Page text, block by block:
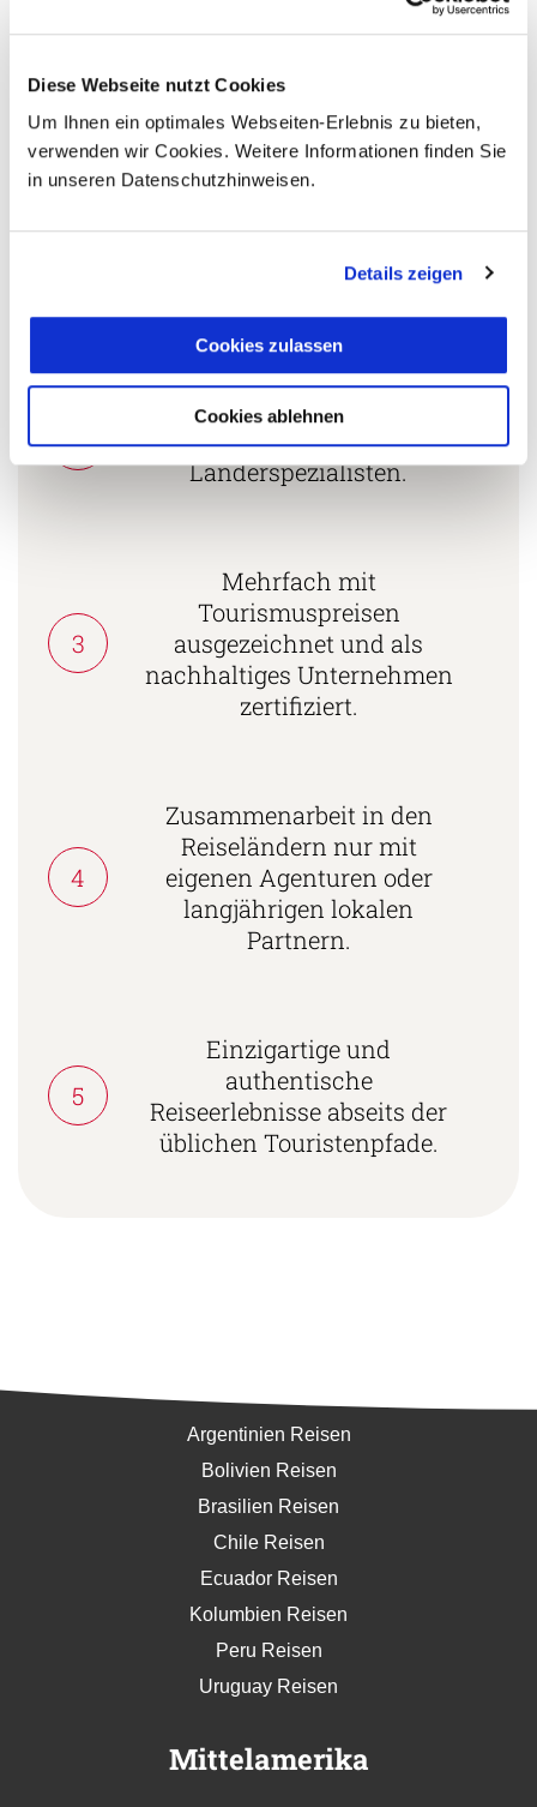
Diese Webseite nutzt Cookies
Um Ihnen ein optimales Webseiten-Erlebnis zu bieten,
verwenden wir Cookies. Weitere Informationen finden Sie
in unseren Datenschutzhinweisen.
Details zeigen
Cookies zulassen
Cookies ablehnen
s.daniels@aventoura.de
5 Gründe warum Sie mit Ihrer Buchung bei uns
Fernreisespezialist mit über
2
Persönliche Beratung durch
vielgereiste
Länderspezialisten.
3
Mehrfach mit
Tourismuspreisen
ausgezeichnet und als
nachhaltiges Unternehmen
zertifiziert.
4
Zusammenarbeit in den
Reiseländern nur mit
eigenen Agenturen oder
langjährigen lokalen
Partnern.
5
Einzigartige und
authentische
Reiseerlebnisse abseits der
üblichen Touristenpfade.
Argentinien Reisen
Bolivien Reisen
Brasilien Reisen
Chile Reisen
Ecuador Reisen
Kolumbien Reisen
Peru Reisen
Uruguay Reisen
Mittelamerika